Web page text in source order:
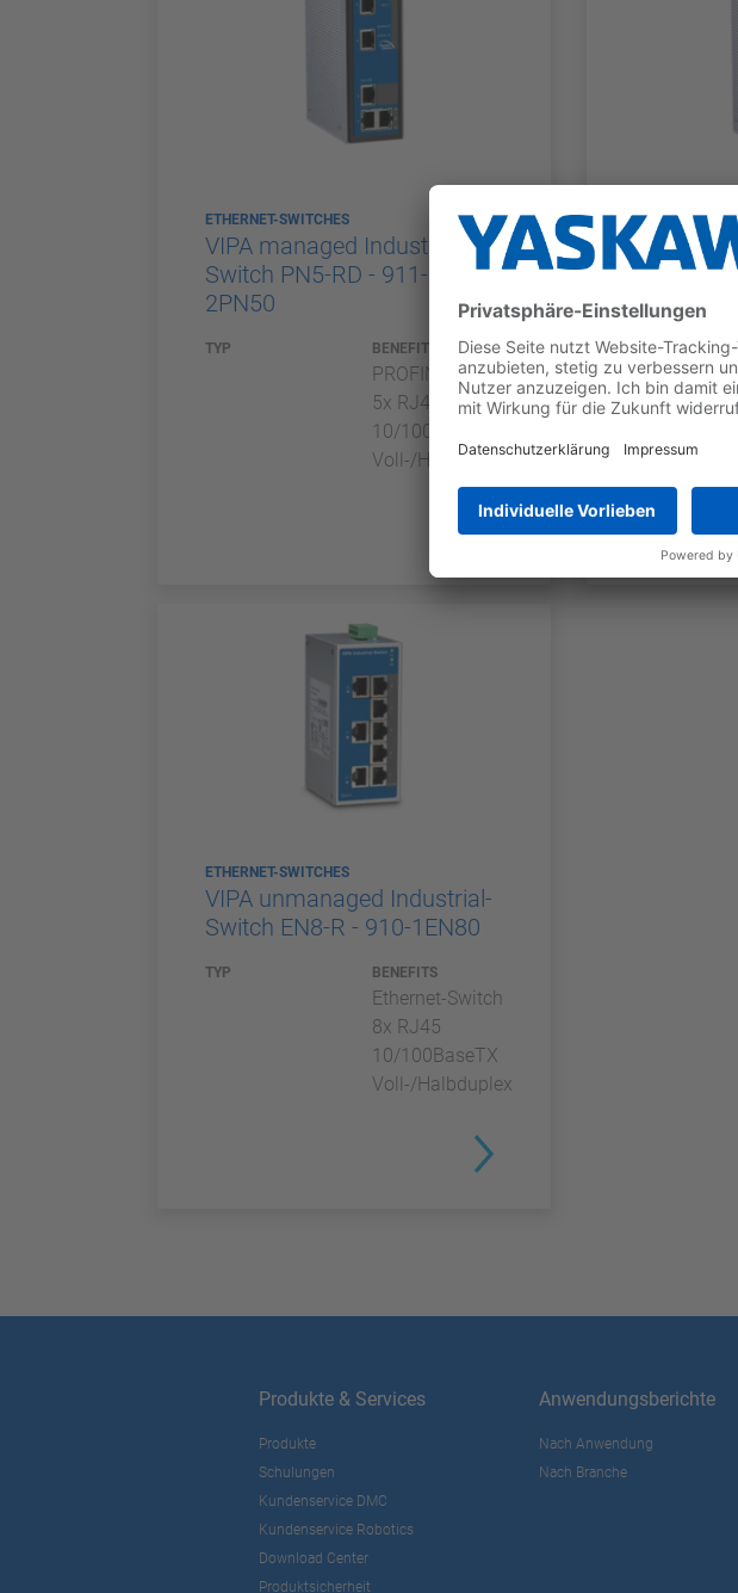
ETHERNET-SWITCHES
VIPA managed Industrial-
Switch PN5-RD - 911-
2PN50
TYP BENEFITS
PROFINET-Switch
5x RJ45
10/100BaseTX
Voll-/Halbduplex
ETHERNET-
VIPA
Switch
2PN80
TYP
ETHERNET-SWITCHES
VIPA unmanaged Industrial-
Switch EN8-R - 910-1EN80
TYP BENEFITS
Ethernet-Switch
8x RJ45
10/100BaseTX
Voll-/Halbduplex
Produkte & Services
Produkte
Schulungen
Kundenservice DMC
Kundenservice Robotics
Download Center
Produktsicherheit
Anwendungsberichte
Nach Anwendung
Nach Branche